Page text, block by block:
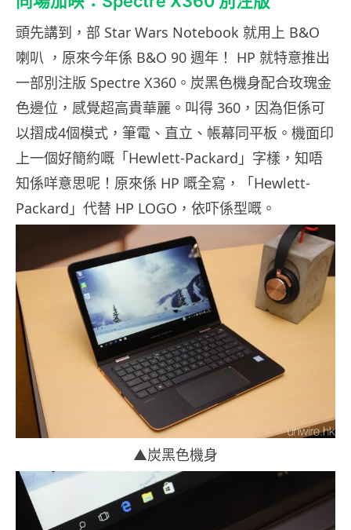
頭先講到，部 Star Wars Notebook 就用上 B&O
喇叭 ，原來今年係 B&O 90 週年！ HP 就特意推出
一部別注版 Spectre X360。炭黑色機身配合玫瑰金
色邊位，感覺超高貴華麗。叫得 360，因為佢係可
以摺成4個模式，筆電、直立、帳幕同平板。機面印
上一個好簡約嘅「Hewlett-Packard」字樣，知唔
知係咩意思呢！原來係 HP 嘅全寫，「Hewlett-
Packard」代替 HP LOGO，依吓係型嘅。
▲炭黑色機身